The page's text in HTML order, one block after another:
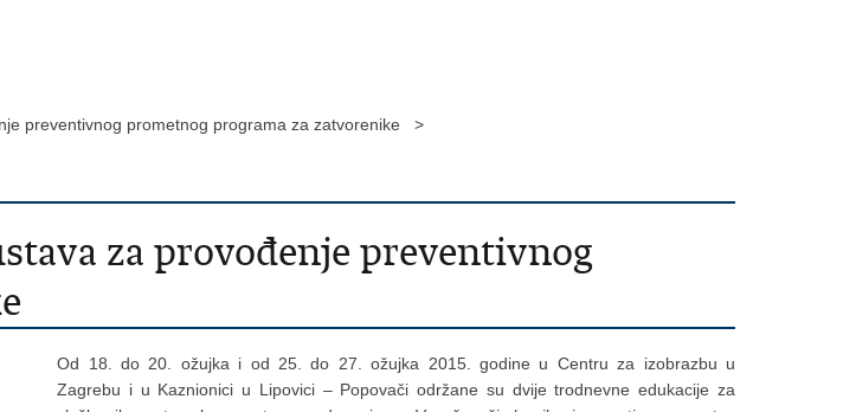
preventivnog prometnog programa za zatvorenike >
za provođenje preventivnog
Od 18. do 20. ožujka i od 25. do 27. ožujka 2015. godine u Centru za izobrazbu u
Zagrebu i u Kaznionici u Lipovici – Popovači održane su dvije trodnevne edukacije za